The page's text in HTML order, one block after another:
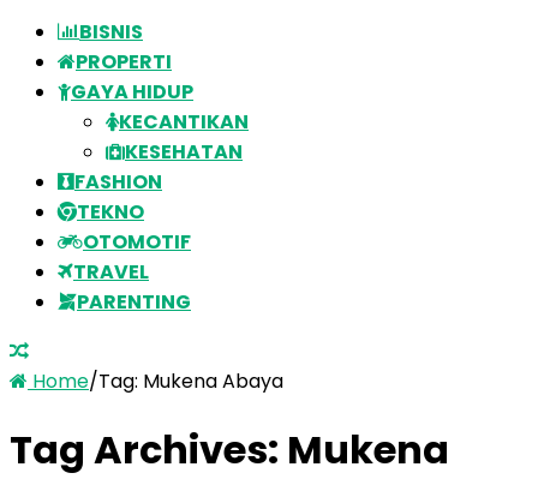
BISNIS
PROPERTI
GAYA HIDUP
KECANTIKAN
KESEHATAN
FASHION
TEKNO
OTOMOTIF
TRAVEL
PARENTING
Home/Tag: Mukena Abaya
Tag Archives: Mukena